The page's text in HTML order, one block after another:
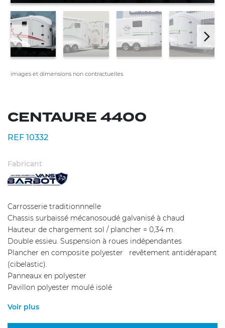
images et dimensions non contractuelles
CENTAURE 4400
REF 10332
Fabricant
Carrosserie traditionnnelle
Chassis surbaissé mécanosoudé galvanisé à chaud
Hauteur de chargement sol / plancher = 0,34 m.
Double essieu. Suspension à roues indépendantes
Plancher en composite polyester revêtement antidérapant
(cibelastic).
Panneaux en polyester
Pavillon polyester moulé isolé
Voir plus